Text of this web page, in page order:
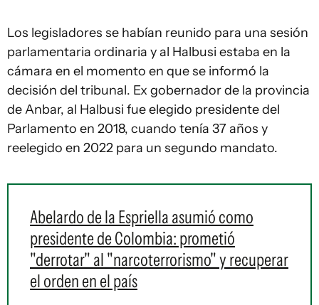
Los legisladores se habían reunido para una sesión
parlamentaria ordinaria y al Halbusi estaba en la
cámara en el momento en que se informó la
decisión del tribunal. Ex gobernador de la provincia
de Anbar, al Halbusi fue elegido presidente del
Parlamento en 2018, cuando tenía 37 años y
reelegido en 2022 para un segundo mandato.
Abelardo de la Espriella asumió como
presidente de Colombia: prometió
"derrotar" al "narcoterrorismo" y recuperar
el orden en el país